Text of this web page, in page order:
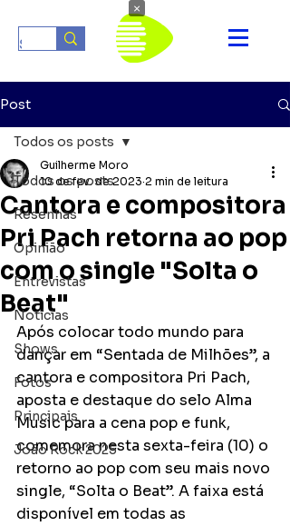
Post
Todos os posts
Resenhas
Opinião
Entrevistas
Notícias
Shows
Fotos
Principais
João Rock 2025
Todos os posts
Cantora e compositora
Pri Pach retorna ao pop
com o single "Solta o
Beat"
Guilherme Moro
10 de fev. de 2023 2 min de leitura
Após colocar todo mundo para
dançar em “Sentada de Milhões”, a
cantora e compositora Pri Pach,
aposta e destaque do selo Alma
Music para a cena pop e funk,
comemora nesta sexta-feira (10) o
retorno ao pop com seu mais novo
single, “Solta o Beat”. A faixa está
disponível em todas as
×